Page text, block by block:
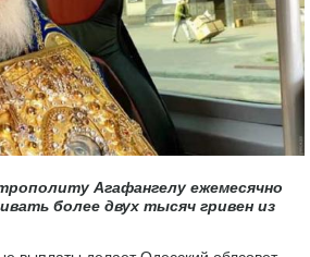
Агафангелу ежемесячно
более двух тысяч гривен из